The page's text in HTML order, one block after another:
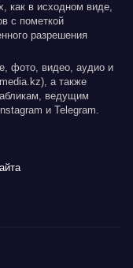
как в исходном виде,
с пометкой
разрешения
фото, видео, аудио и
а также
ведущим
и Telegram.